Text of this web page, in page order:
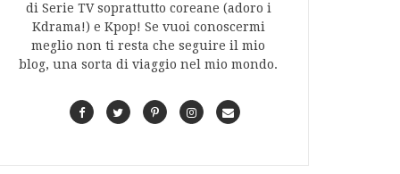
di Serie TV soprattutto coreane (adoro i
Kdrama!) e Kpop! Se vuoi conoscermi
meglio non ti resta che seguire il mio
blog, una sorta di viaggio nel mio mondo.
F
T
P
I
C